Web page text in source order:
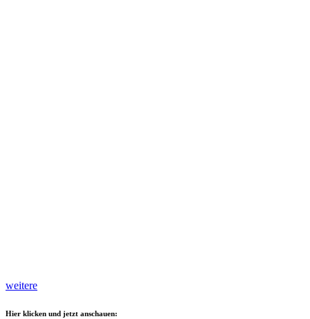
weitere
Hier klicken und jetzt anschauen: